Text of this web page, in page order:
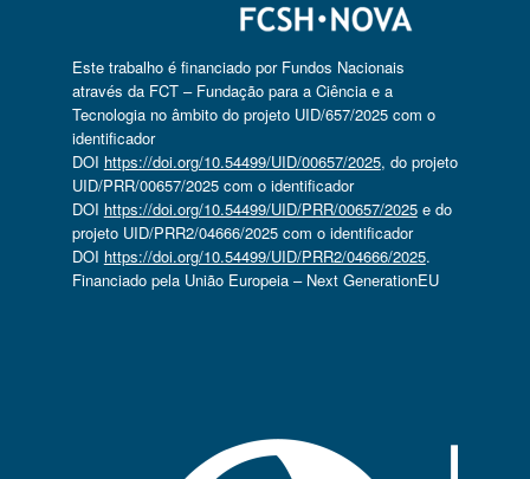
Este trabalho é financiado por Fundos Nacionais
através da FCT – Fundação para a Ciência e a
Tecnologia no âmbito do projeto UID/657/2025 com o
identificador
DOI https://doi.org/10.54499/UID/00657/2025, do projeto
UID/PRR/00657/2025 com o identificador
DOI https://doi.org/10.54499/UID/PRR/00657/2025e do
projeto UID/PRR2/04666/2025 com o identificador
DOI https://doi.org/10.54499/UID/PRR2/04666/2025.
Financiado pela União Europeia – Next GenerationEU